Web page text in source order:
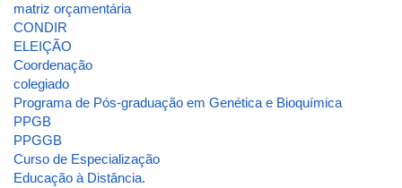
matriz orçamentária
CONDIR
ELEIÇÃO
Coordenação
colegiado
Programa de Pós-graduação em Genética e Bioquímica
PPGB
PPGGB
Curso de Especialização
Educação à Distância.